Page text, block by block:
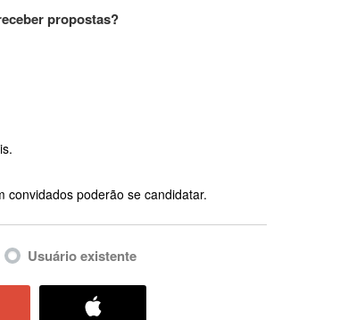
propostas?
convidados poderão se candidatar.
Usuário existente